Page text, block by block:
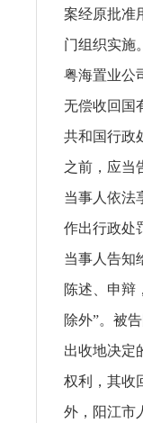
案经原批准
门组织实施
粤海置业公
无偿收回国
共和国行政
之前，应当
当事人依法
作出行政处
当事人告知
陈述、申辩
除外”。被
出收地决定
权利，其收
外，阳江市